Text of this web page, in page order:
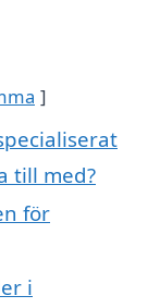
till med?
för
i